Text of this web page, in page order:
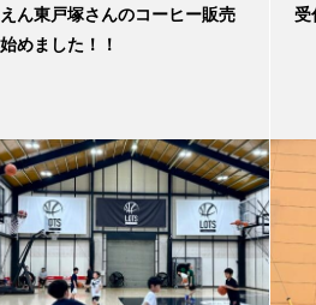
えん東戸塚さんのコーヒー販売
始めました！！
受